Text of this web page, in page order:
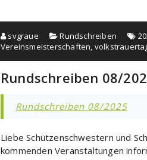
svgraue Rundschreiben
Vereinsmeisterschaften,
Rundschreiben 08/
Rundschreiben 08/2025
Liebe Schützenschwestern und
kommenden Veranstaltungen